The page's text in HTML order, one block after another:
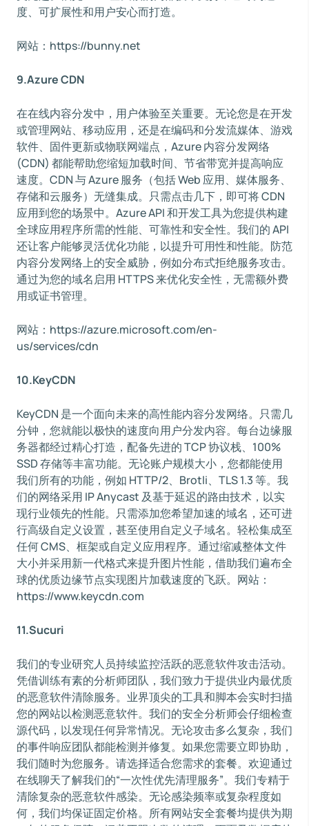
度、可扩展性和用户安心而打造。
网站：https://bunny.net
9.Azure CDN
在在线内容分发中，用户体验至关重要。无论您是在开发
或管理网站、移动应用，还是在编码和分发流媒体、游戏
软件、固件更新或物联网端点，Azure 内容分发网络
(CDN) 都能帮助您缩短加载时间、节省带宽并提高响应
速度。CDN 与 Azure 服务（包括 Web 应用、媒体服务、
存储和云服务）无缝集成。只需点击几下，即可将 CDN
应用到您的场景中。Azure API 和开发工具为您提供构建
全球应用程序所需的性能、可靠性和安全性。我们的 API
还让客户能够灵活优化功能，以提升可用性和性能。防范
内容分发网络上的安全威胁，例如分布式拒绝服务攻击。
通过为您的域名启用 HTTPS 来优化安全性，无需额外费
用或证书管理。
网站：https://azure.microsoft.com/en-
us/services/cdn
10.KeyCDN
KeyCDN 是一个面向未来的高性能内容分发网络。只需几
分钟，您就能以极快的速度向用户分发内容。每台边缘服
务器都经过精心打造，配备先进的 TCP 协议栈、100%
SSD 存储等丰富功能。无论账户规模大小，您都能使用
我们所有的功能，例如 HTTP/2、Brotli、TLS 1.3 等。我
们的网络采用 IP Anycast 及基于延迟的路由技术，以实
现行业领先的性能。只需添加您希望加速的域名，还可进
行高级自定义设置，甚至使用自定义子域名。轻松集成至
任何 CMS、框架或自定义应用程序。通过缩减整体文件
大小并采用新一代格式来提升图片性能，借助我们遍布全
球的优质边缘节点实现图片加载速度的飞跃。网站：
https://www.keycdn.com
11.Sucuri
我们的专业研究人员持续监控活跃的恶意软件攻击活动。
凭借训练有素的分析师团队，我们致力于提供业内最优质
的恶意软件清除服务。业界顶尖的工具和脚本会实时扫描
您的网站以检测恶意软件。我们的安全分析师会仔细检查
源代码，以发现任何异常情况。无论攻击多么复杂，我们
的事件响应团队都能检测并修复。如果您需要立即协助，
我们随时为您服务。请选择适合您需求的套餐。欢迎通过
在线聊天了解我们的“一次性优先清理服务”。我们专精于
清除复杂的恶意软件感染。无论感染频率或复杂程度如
何，我们均保证固定价格。所有网站安全套餐均提供为期